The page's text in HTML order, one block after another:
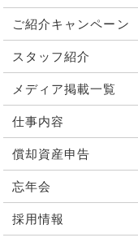
ご紹介キャンペーン
スタッフ紹介
メディア掲載一覧
仕事内容
償却資産申告
忘年会
採用情報